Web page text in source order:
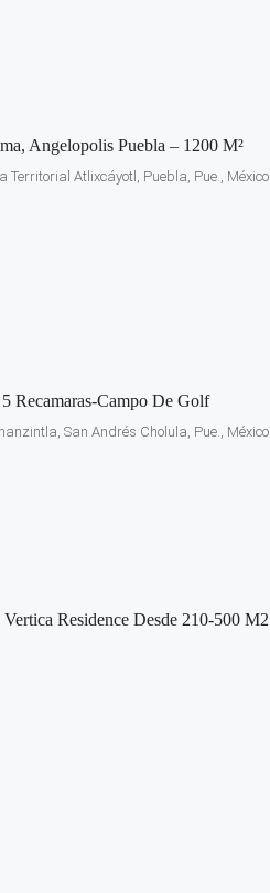
Angelopolis Puebla – 1200 M²
Territorial Atlixcáyotl, Puebla, Pue., México
Recamaras-Campo De Golf
San Andrés Cholula, Pue., México
Residence Desde 210-500 M2